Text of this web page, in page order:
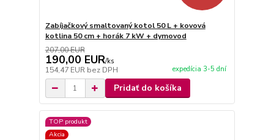
Zabíjačkový smaltovaný kotol 50 L + kovová
kotlina 50 cm + horák 7 kW + dymovod
207,00 EUR
190,00 EUR/ks
154,47 EUR bez DPH expedícia 3-5 dní
Pridať do košíka
TOP produkt
Akcia